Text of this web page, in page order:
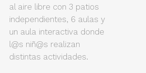
al aire libre con 3 patios
independientes, 6 aulas y
un aula interactiva donde
l@s niñ@s realizan
distintas actividades.